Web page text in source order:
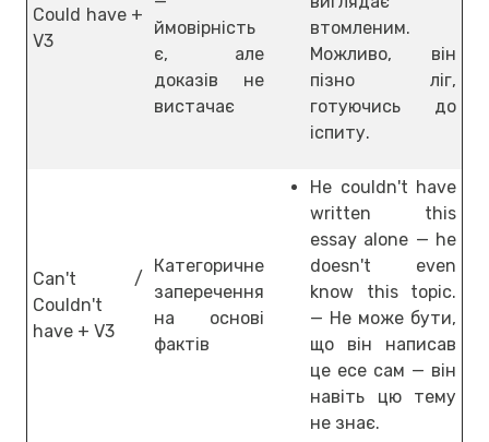
Could have +
V3
ймовірність
є, але
доказів не
вистачає
втомленим.
Можливо, він
пізно ліг,
готуючись до
іспиту.
Can't /
Couldn't
have + V3
Категоричне
заперечення
на основі
фактів
He couldn't have
written this
essay alone — he
doesn't even
know this topic.
— Не може бути,
що він написав
це есе сам — він
навіть цю тему
не знає.